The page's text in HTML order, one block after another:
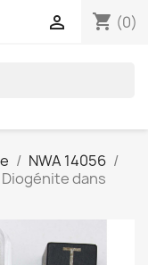
shopping_cart (0)

NWA 14056
Diogénite dans